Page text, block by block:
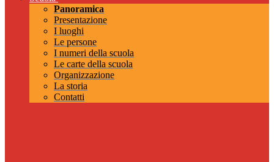
Panoramica
Presentazione
I luoghi
Le persone
I numeri della scuola
Le carte della scuola
Organizzazione
La storia
Contatti